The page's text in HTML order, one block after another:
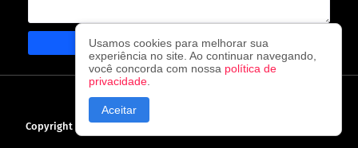
CAPA CONTATO
Copyright © 2026O observador - A cada visita uma nova notícia!
Usamos cookies para melhorar sua
experiência no site. Ao continuar navegando,
você concorda com nossa política de
privacidade
Aceitar